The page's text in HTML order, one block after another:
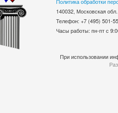
140032, Московская
Телефон: +7 (495)
Часы работы: пн-пт с
При использовании